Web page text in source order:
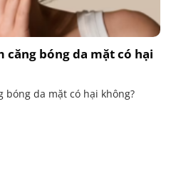
căng bóng da mặt có hại
bóng da mặt có hại không?